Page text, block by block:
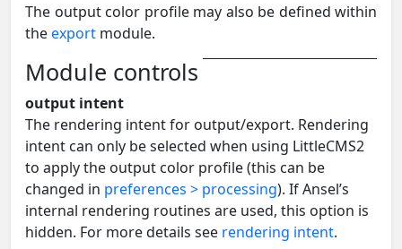
The output color profile may also be defined within
theexport module.
Module controls
output intent
The rendering intent for output/export. Rendering
intent can only be selected when using LittleCMS2
to apply the output color profile (this can be
changed in preferences > processing). If Ansel’s
internal rendering routines are used, this option is
hidden. For more details see rendering intent.